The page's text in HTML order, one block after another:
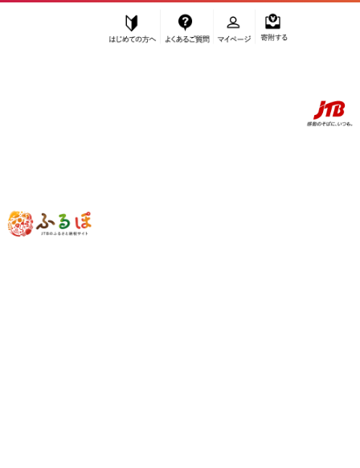
ふるぽ JTBのふるさと納税サイト
覧